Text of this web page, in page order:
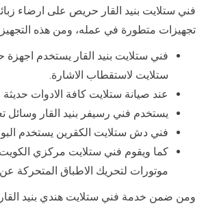
فني ستلايت بنيد القار حريص على ارضاء
تجهيزات متطورة في عمله، ومن هذه
فني ستلايت بنيد القار يستخدم اجهزة
ستلايت لاستقطاب الاشارة.
عند صيانة ستلايت كافة الادوات
يستخدم فني رسيفر بنيد القار وسائل
فني دش ستلايت الكقرين يستخدم
كما ويقوم فني ستلايت مركزي الكويت
موتورات لتحريك الاطباق المتحركة
ومن ضمن خدمة فني ستلايت هندي بنيد